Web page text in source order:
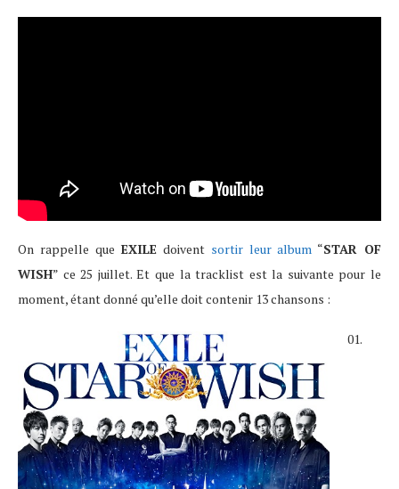
On rappelle que EXILE doivent sortir leur album “STAR OF
WISH” ce 25 juillet. Et que la tracklist est la suivante pour le
moment, étant donné qu’elle doit contenir 13 chansons :
01.